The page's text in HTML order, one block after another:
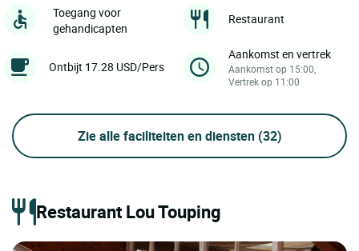
Toegang voor
gehandicapten
Restaurant
Ontbijt 17.28 USD/Pers
Aankomst en vertrek
Aankomst op 15:00,
Vertrek op 11:00
Zie alle faciliteiten en diensten (32)
Restaurant Lou Touping